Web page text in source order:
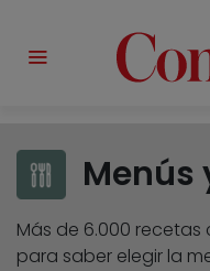
Menús
Más de 6.000
para saber elegir la